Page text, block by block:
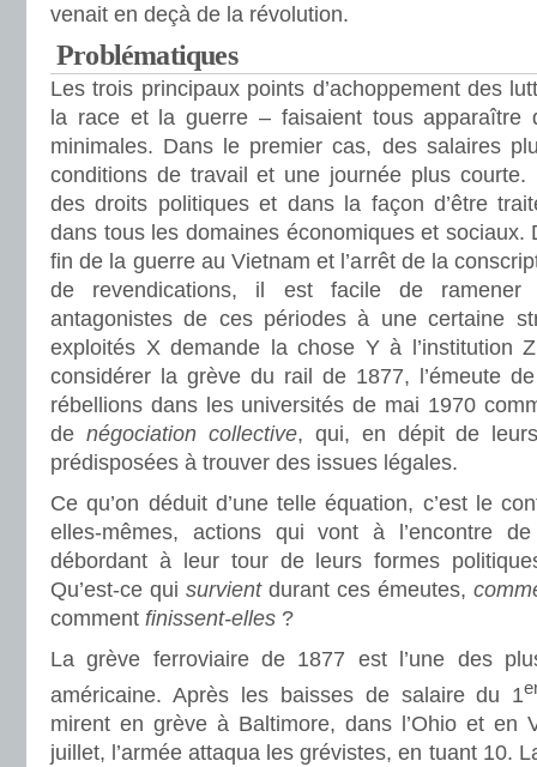
venait en deçà de la révolution.
Problématiques
Les trois principaux points d’achoppement des
la race et la guerre – faisaient tous apparaître
minimales. Dans le premier cas, des salaires
conditions de travail et une journée plus courte.
des droits politiques et dans la façon d’être
dans tous les domaines économiques et sociaux.
fin de la guerre au Vietnam et l’arrêt de la
de revendications, il est facile de ramener
antagonistes de ces périodes à une certaine
exploités X demande la chose Y à l’institution
considérer la grève du rail de 1877, l’émeute
rébellions dans les universités de mai 1970
de négociation collective, qui, en dépit de
prédisposées à trouver des issues légales.
Ce qu’on déduit d’une telle équation, c’est le
elles-mêmes, actions qui vont à l’encontre
débordant à leur tour de leurs formes
Qu’est-ce qui survientdurant ces émeutes,
comment finissent-elles ?
La grève ferroviaire de 1877 est l’une des
américaine. Après les baisses de salaire du 1
mirent en grève à Baltimore, dans l’Ohio et en
juillet, l’armée attaqua les grévistes, en tuant 10.